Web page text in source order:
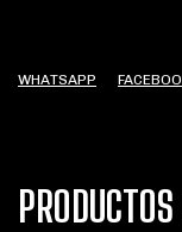
WHATSAPP